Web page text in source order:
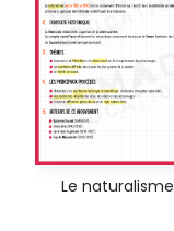
Le naturalisme